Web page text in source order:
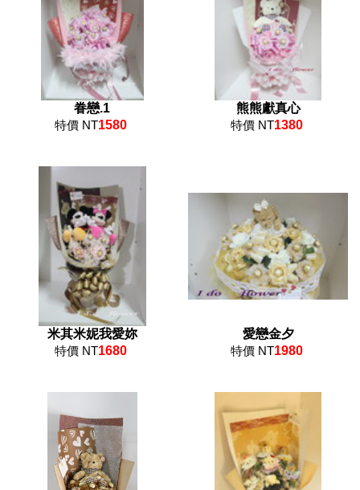
眷戀.1
特價 NT1580
熊熊獻真心
特價 NT1380
米其米妮我愛妳
特價 NT1680
愛戀金夕
特價 NT1980